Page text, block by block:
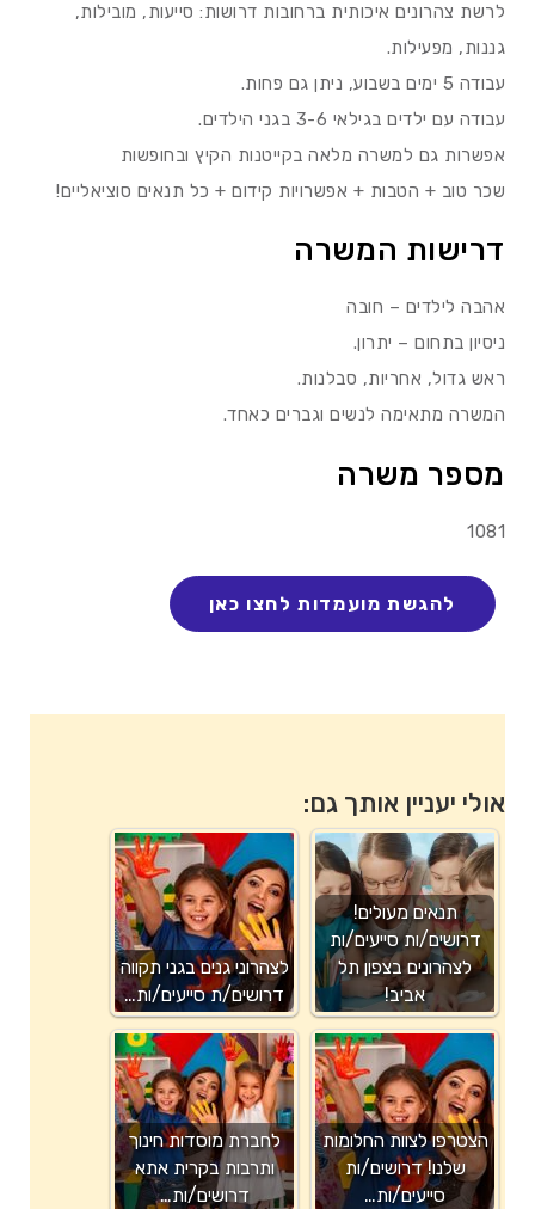
לרשת צהרונים איכותית ברחובות דרושות: סייעות, מובילות,
גננות, מפעילות.
עבודה 5 ימים בשבוע, ניתן גם פחות.
עבודה עם ילדים בגילאי 3-6 בגני הילדים.
אפשרות גם למשרה מלאה בקייטנות הקיץ ובחופשות
שכר טוב + הטבות + אפשרויות קידום + כל תנאים סוציאליים!
דרישות המשרה
אהבה לילדים – חובה
ניסיון בתחום – יתרון.
ראש גדול, אחריות, סבלנות.
המשרה מתאימה לנשים וגברים כאחד.
מספר משרה
1081
אולי יעניין אותך גם:
תנאים מעולים!
דרושים/ות סייעים/ות
לצהרונים בצפון תל
אביב!
לצהרוני גנים בגני תקווה
דרושים/ת סייעים/ות…
הצטרפו לצוות החלומות
שלנו! דרושים/ות
סייעים/ות…
לחברת מוסדות חינוך
ותרבות בקרית אתא
דרושים/ות…